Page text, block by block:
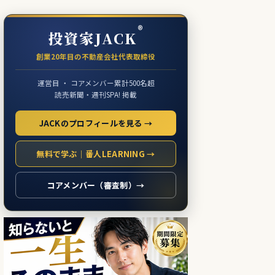
投資家JACK®
創業20年目の不動産会社代表取締役
運営目 ・ コアメンバー累計500名超
読売新聞・週刊SPA! 掲載
JACKのプロフィールを見る →
無料で学ぶ｜番人LEARNING →
コアメンバー（審査制）→